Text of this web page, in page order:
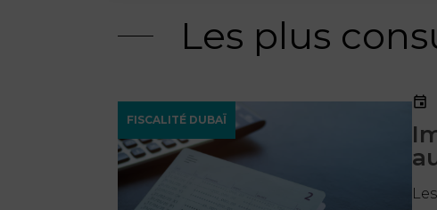
Les plus
FISCALITÉ DUBAÏ